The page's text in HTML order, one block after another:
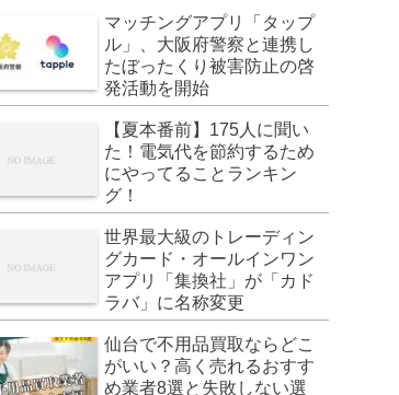
マッチングアプリ「タップ
ル」、大阪府警察と連携し
たぼったくり被害防止の啓
発活動を開始
【夏本番前】175人に聞い
た！電気代を節約するため
にやってることランキン
グ！
世界最大級のトレーディン
グカード・オールインワン
アプリ「集換社」が「カド
ラバ」に名称変更
仙台で不用品買取ならどこ
がいい？高く売れるおすす
め業者8選と失敗しない選